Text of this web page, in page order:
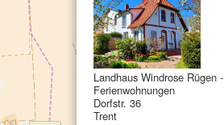
Landhaus Windrose Rügen -
Ferienwohnungen
Dorfstr. 36
Trent